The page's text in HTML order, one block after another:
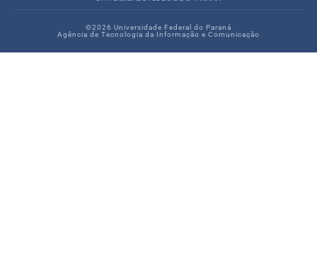
©2026 Universidade Federal do Paraná
Agência de Tecnologia da Informação e Comunicação